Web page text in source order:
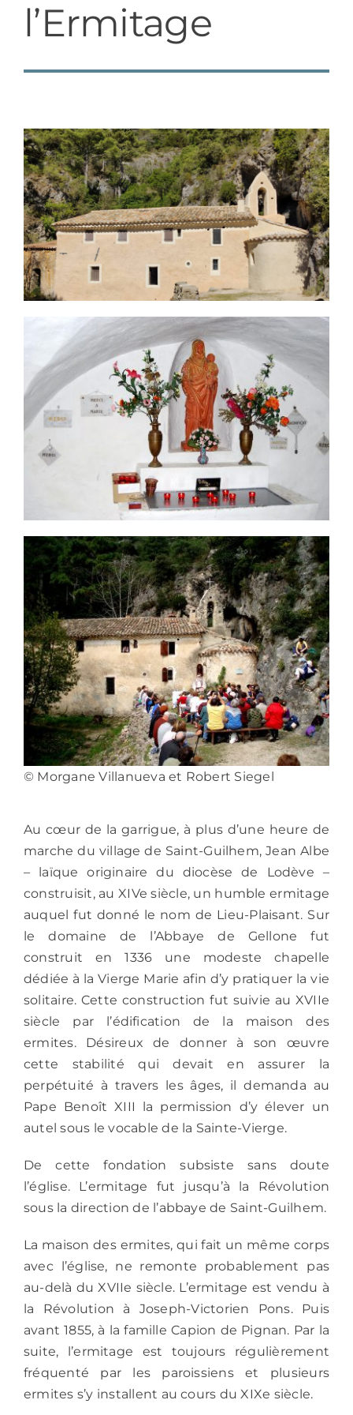
l’Ermitage
© Morgane Villanueva et Robert Siegel
Au cœur de la garrigue, à plus d’une heure de
marche du village de Saint-Guilhem, Jean Albe
– laïque originaire du diocèse de Lodève –
construisit, au XIVe siècle, un humble ermitage
auquel fut donné le nom de Lieu-Plaisant. Sur
le domaine de l’Abbaye de Gellone fut
construit en 1336 une modeste chapelle
dédiée à la Vierge Marie afin d’y pratiquer la vie
solitaire. Cette construction fut suivie au XVIIe
siècle par l’édification de la maison des
ermites. Désireux de donner à son œuvre
cette stabilité qui devait en assurer la
perpétuité à travers les âges, il demanda au
Pape Benoît XIII la permission d’y élever un
autel sous le vocable de la Sainte-Vierge.
De cette fondation subsiste sans doute
l’église. L’ermitage fut jusqu’à la Révolution
sous la direction de l’abbaye de Saint-Guilhem.
La maison des ermites, qui fait un même corps
avec l’église, ne remonte probablement pas
au-delà du XVIIe siècle. L’ermitage est vendu à
la Révolution à Joseph-Victorien Pons. Puis
avant 1855, à la famille Capion de Pignan. Par la
suite, l’ermitage est toujours régulièrement
fréquenté par les paroissiens et plusieurs
ermites s’y installent au cours du XIXe siècle.